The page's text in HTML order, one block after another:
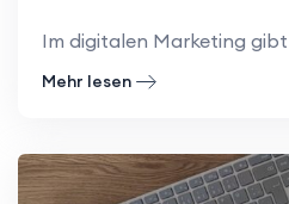
Im digitalen Marketing
Mehr lesen